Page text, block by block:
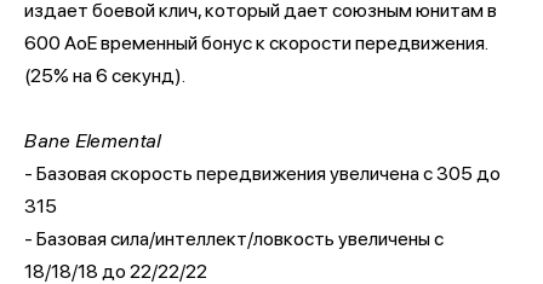
издает боевой клич, который дает союзным юнитам в
600 AoE временный бонус к скорости передвижения.
(25% на 6 секунд).
Bane Elemental
- Базовая скорость передвижения увеличена с 305 до
315
- Базовая сила/интеллект/ловкость увеличены с
18/18/18 до 22/22/22